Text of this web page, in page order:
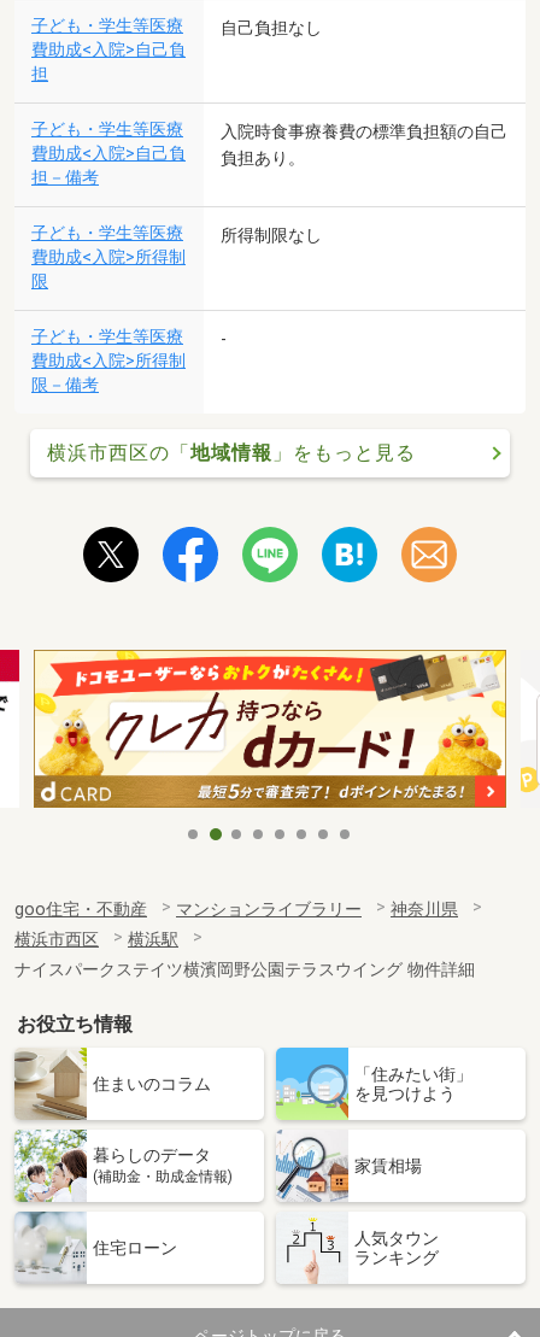
子ども・学生等医療
費助成<入院>自己負
担
自己負担なし
子ども・学生等医療
費助成<入院>自己負
担－備考
入院時食事療養費の標準負担額の自己
負担あり。
子ども・学生等医療
費助成<入院>所得制
限
所得制限なし
子ども・学生等医療
費助成<入院>所得制
限－備考
-
横浜市西区の「 地域情報 」をもっと見る
goo住宅・不動産 マンションライブラリー
神奈川県
横浜市西区
横浜駅
ナイスパークステイツ横濱岡野公園テラスウイング 物件詳細
お役立ち情報
住まいのコラム
「住みたい街」
を見つけよう
暮らしのデータ
(補助金・助成金情報)
家賃相場
住宅ローン
人気タウン
ランキング